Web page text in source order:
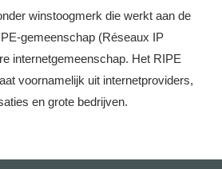
winstoogmerk die werkt aan de
gemeenschap (Réseaux IP
internetgemeenschap. Het RIPE
voornamelijk uit internetproviders,
en grote bedrijven.